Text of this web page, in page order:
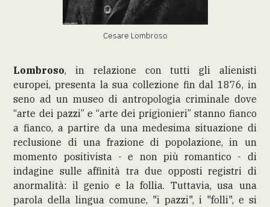
Cesare Lombroso
Lombroso, in relazione con tutti gli alienisti
europei, presenta la sua collezione fin dal 1876, in
seno ad un museo di antropologia criminale dove
“arte dei pazzi” e “arte dei prigionieri” stanno fianco
a fianco, a partire da una medesima situazione di
reclusione di una frazione di popolazione, in un
momento positivista - e non più romantico - di
indagine sulle affinità tra due opposti registri di
anormalità: il genio e la follia. Tuttavia, usa una
parola della lingua comune, "i pazzi", i "folli", e si